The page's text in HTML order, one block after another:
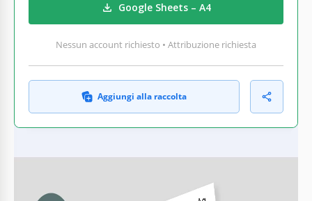
Google Sheets – A4
Nessun account richiesto • Attribuzione richiesta
Aggiungi alla raccolta
26 schede alfabetiche personalizzabili